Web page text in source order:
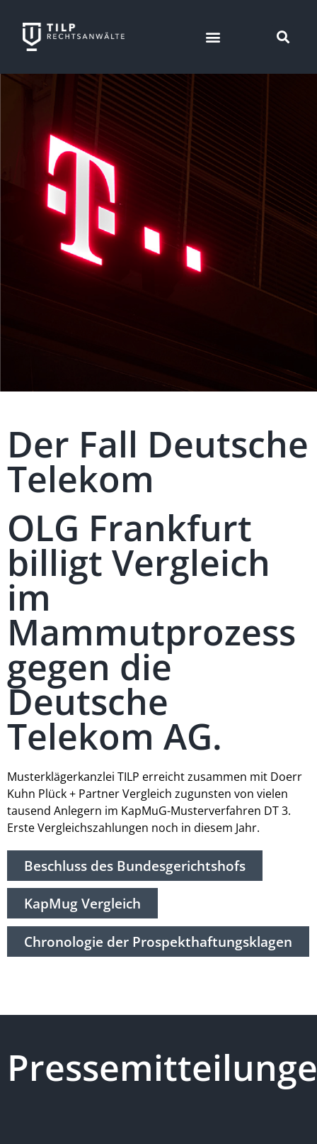
Der Fall Deutsche
Telekom
OLG Frankfurt
billigt Vergleich
im
Mammutprozess
gegen die
Deutsche
Telekom AG.
Musterklägerkanzlei TILP erreicht zusammen mit Doerr
Kuhn Plück + Partner Vergleich zugunsten von vielen
tausend Anlegern im KapMuG-Musterverfahren DT 3.
Erste Vergleichszahlungen noch in diesem Jahr.
Beschluss des Bundesgerichtshofs
KapMug Vergleich
Chronologie der Prospekthaftungsklagen